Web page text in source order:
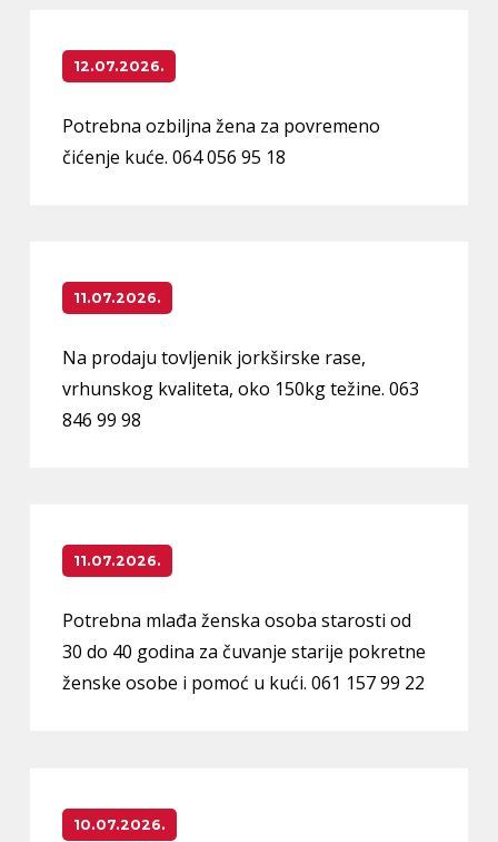
12.07.2026.
Potrebna ozbiljna žena za povremeno
čićenje kuće. 064 056 95 18
11.07.2026.
Na prodaju tovljenik jorkširske rase,
vrhunskog kvaliteta, oko 150kg težine. 063
846 99 98
11.07.2026.
Potrebna mlađa ženska osoba starosti od
30 do 40 godina za čuvanje starije pokretne
ženske osobe i pomoć u kući. 061 157 99 22
10.07.2026.